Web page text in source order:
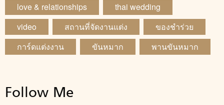
love & relationships
thai wedding
video
สถานที่จัดงานแต่ง
ของชำร่วย
การ์ดแต่งงาน
ขันหมาก พานขันหมาก
Follow Me